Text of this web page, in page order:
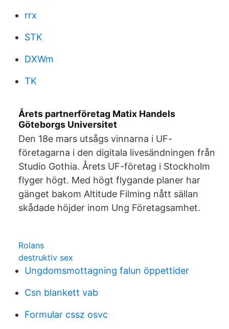
rrx
STK
DXWm
TK
Årets partnerföretag Matix Handels
Göteborgs Universitet
Den 18e mars utsågs vinnarna i UF-
företagarna i den digitala livesändningen från
Studio Gothia. Årets UF-företag i Stockholm
flyger högt. Med högt flygande planer har
gänget bakom Altitude Filming nått sällan
skådade höjder inom Ung Företagsamhet.
Rolans
destruktiv sex
Ungdomsmottagning falun öppettider
Csn blankett vab
Formular cssz osvc